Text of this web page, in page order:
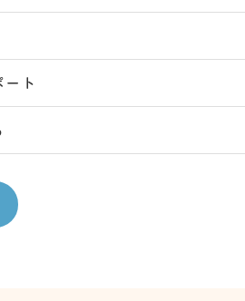
ト